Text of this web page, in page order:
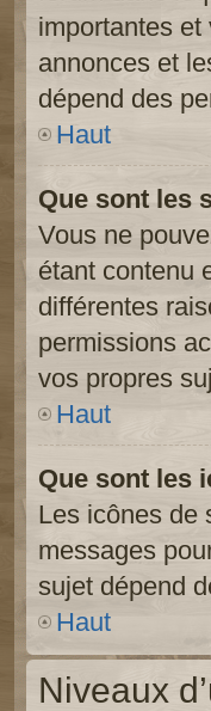
importantes
annonces et
dépend des
Haut
Que sont les
Vous ne
étant contenu
différentes
permissions
vos propres
Haut
Que sont les
Les icônes de
messages
sujet dépend
Haut
Niveaux